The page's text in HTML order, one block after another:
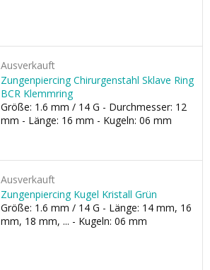
Ausverkauft
Zungenpiercing Chirurgenstahl Sklave Ring
BCR Klemmring
Größe: 1.6 mm / 14 G - Durchmesser: 12
mm - Länge: 16 mm - Kugeln: 06 mm
Ausverkauft
Zungenpiercing Kugel Kristall Grün
Größe: 1.6 mm / 14 G - Länge: 14 mm, 16
mm, 18 mm, ... - Kugeln: 06 mm